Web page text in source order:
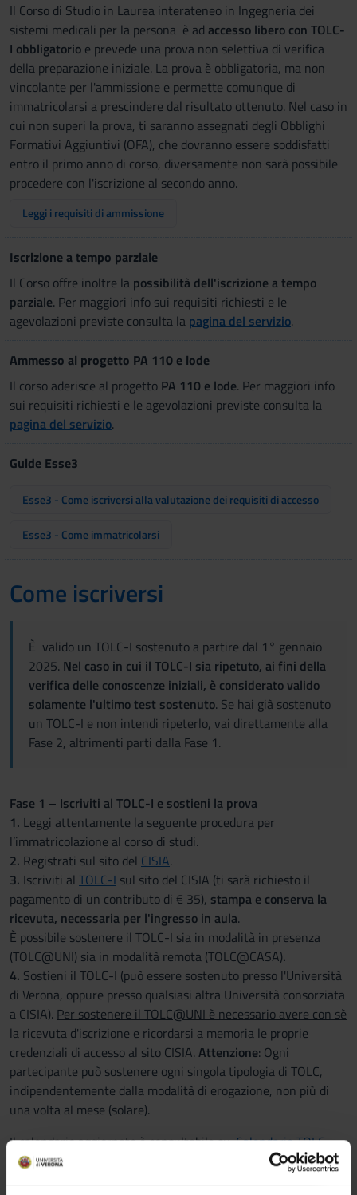
Il Corso di Studio in Laurea interateneo in Ingegneria dei
sistemi medicali per la persona è ad accesso libero con TOLC-
I obbligatorio e prevede una prova non selettiva di verifica
della preparazione iniziale. La prova è obbligatoria, ma non
vincolante per l'ammissione e permette comunque di
immatricolarsi a prescindere dal risultato ottenuto. Nel caso in
cui non superi la prova, ti saranno assegnati degli Obblighi
Formativi Aggiuntivi (OFA), che dovranno essere soddisfatti
entro il primo anno di corso, diversamente non sarà possibile
procedere con l'iscrizione al secondo anno.
Leggi i requisiti di ammissione
Iscrizione a tempo parziale
Il Corso offre inoltre la possibilità dell'iscrizione a tempo
parziale. Per maggiori info sui requisiti richiesti e le
agevolazioni previste consulta la pagina del servizio.
Ammesso al progetto PA 110 e lode
Il corso aderisce al progetto PA 110 e lode. Per maggiori info
sui requisiti richiesti e le agevolazioni previste consulta la
pagina del servizio.
Guide Esse3
Esse3 - Come iscriversi alla valutazione dei requisiti di accesso
Esse3 - Come immatricolarsi
Come iscriversi
È valido un TOLC-I sostenuto a partire dal 1° gennaio
2025. Nel caso in cui il TOLC-I sia ripetuto, ai fini della
verifica delle conoscenze iniziali, è considerato valido
solamente l'ultimo test sostenuto. Se hai già sostenuto
un TOLC-I e non intendi ripeterlo, vai direttamente alla
Fase 2, altrimenti parti dalla Fase 1.
Fase 1 – Iscriviti al TOLC-I e sostieni la prova
1. Leggi attentamente la seguente procedura per
l’immatricolazione al corso di studi.
2. Registrati sul sito del CISIA.
3. Iscriviti al TOLC-I sul sito del CISIA (ti sarà richiesto il
pagamento di un contributo di € 35), stampa e conserva la
ricevuta, necessaria per l'ingresso in aula.
È possibile sostenere il TOLC-I sia in modalità in presenza
(TOLC@UNI) sia in modalità remota (TOLC@CASA).
4. Sostieni il TOLC-I (può essere sostenuto presso l'Università
di Verona, oppure presso qualsiasi altra Università consorziata
a CISIA). Per sostenere il TOLC@UNI è necessario avere con sè
la ricevuta d'iscrizione e ricordarsi a memoria le proprie
credenziali di accesso al sito CISIA. Attenzione: Ogni
partecipante può sostenere ogni singola tipologia di TOLC,
indipendentemente dalla modalità di erogazione, non più di
una volta al mese (solare).
Il calendario aggiornato è consultabile su:Calendario TOLC-
. Per maggiori informazioni leggi il Regolamento TOLC.
Presso l'Università di Verona i TOLC si svolgonoda gennaio a